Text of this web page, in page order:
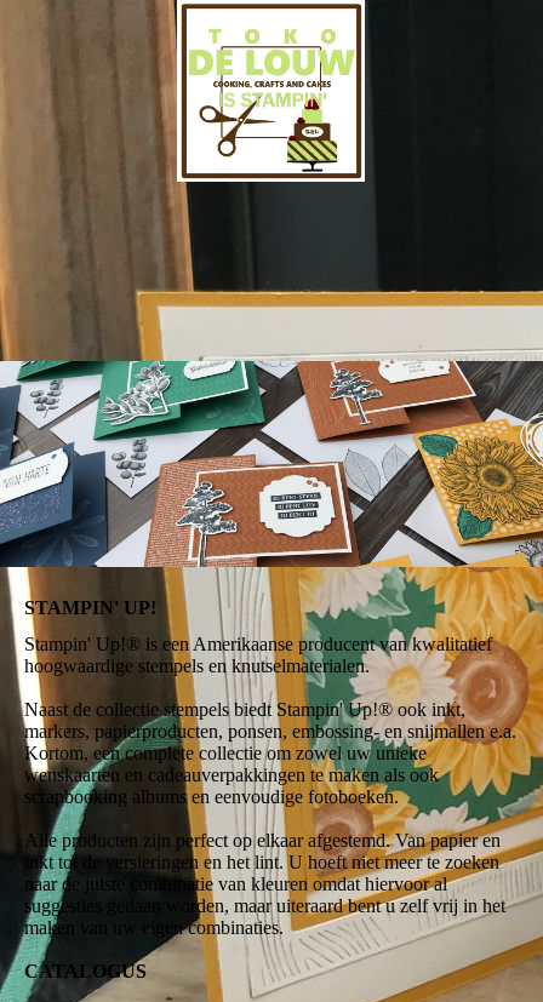
STAMPIN' UP!
Stampin' Up!® is een Amerikaanse producent van kwalitatief
hoogwaardige stempels en knutselmaterialen.
Naast de collectie stempels biedt Stampin' Up!® ook inkt,
markers, papierproducten, ponsen, embossing- en snijmallen e.a.
Kortom, een complete collectie om zowel uw unieke
wenskaarten en cadeauverpakkingen te maken als ook
scrapbooking albums en eenvoudige fotoboeken.
Alle producten zijn perfect op elkaar afgestemd. Van papier en
inkt tot de versieringen en het lint. U hoeft niet meer te zoeken
naar de juiste combinatie van kleuren omdat hiervoor al
suggesties gedaan worden, maar uiteraard bent u zelf vrij in het
maken van uw eigen combinaties.
CATALOGUS